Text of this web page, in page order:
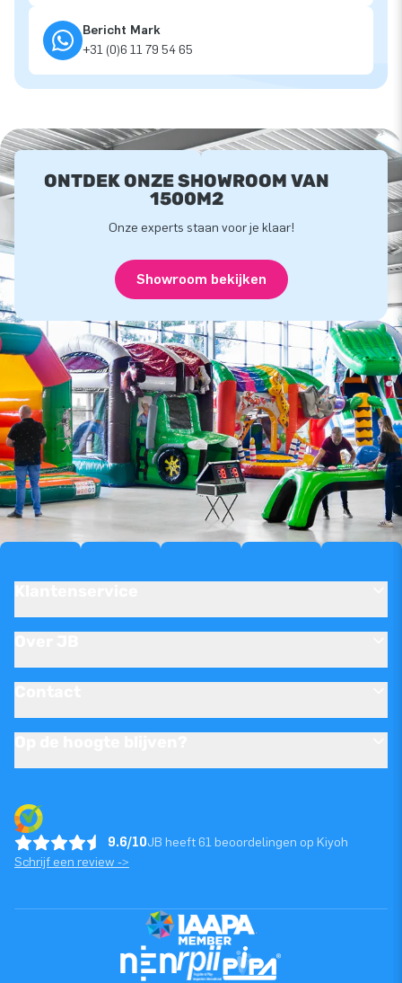
Bericht Mark
+31 (0)6 11 79 54 65
ONTDEK ONZE SHOWROOM VAN
1500M2
Onze experts staan voor je klaar!
Showroom bekijken
9.6/10JB heeft 61 beoordelingen op Kiyoh
Schrijf een review ->